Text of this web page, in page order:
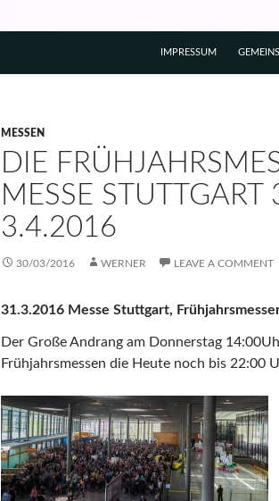
IMPRESSUM
MESSEN
DIE
MESSE STUTTGART
3.4.2016
30/03/2016 WERNER LEAVE A COMMENT
31.3.2016 Messe Stuttgart,
Der Große Andrang am Donnerstag
Frühjahrsmessen die Heute noch bis 22:00